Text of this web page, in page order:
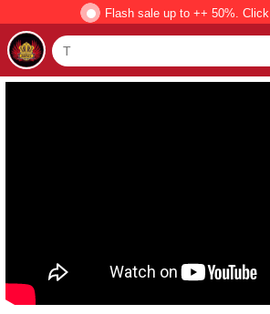
Flash sale up to ++ 50%.